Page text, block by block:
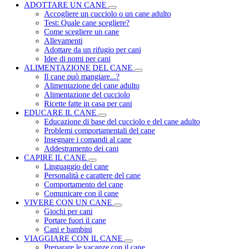
ADOTTARE UN CANE
Accogliere un cucciolo o un cane adulto
Test: Quale cane scegliere?
Come scegliere un cane
Allevamenti
Adottare da un rifugio per cani
Idee di nomi per cani
ALIMENTAZIONE DEL CANE
Il cane può mangiare...?
Alimentazione del cane adulto
Alimentazione del cucciolo
Ricette fatte in casa per cani
EDUCARE IL CANE
Educazione di base del cucciolo e del cane adulto
Problemi comportamentali del cane
Insegnare i comandi al cane
Addestramento dei cani
CAPIRE IL CANE
Linguaggio del cane
Personalità e carattere del cane
Comportamento del cane
Comunicare con il cane
VIVERE CON UN CANE
Giochi per cani
Portare fuori il cane
Cani e bambini
VIAGGIARE CON IL CANE
Preparare le vacanze con il cane